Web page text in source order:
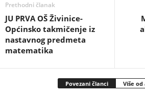
Prethodni članak
JU PRVA OŠ Živinice-
Općinsko takmičenje iz
nastavnog predmeta
matematika
Povezani članci Više